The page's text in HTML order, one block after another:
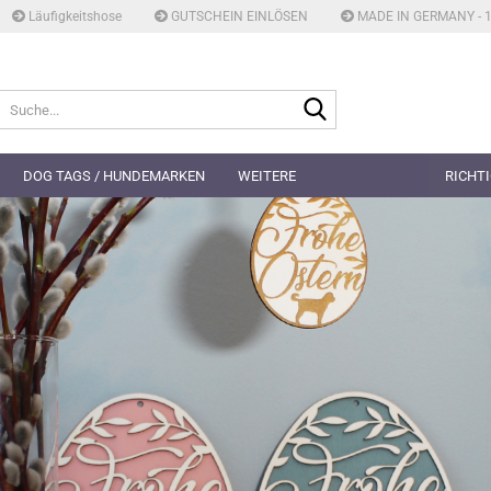
Läufigkeitshose GUTSCHEIN EINLÖSEN MADE IN GERMANY -
DOG TAGS / HUNDEMARKEN WEITERE